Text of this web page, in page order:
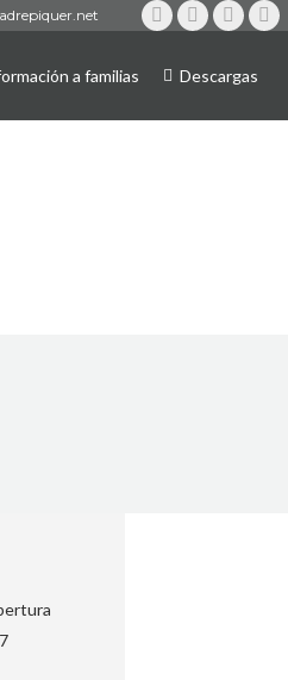
Instagram
Twitter
a familias Descargas